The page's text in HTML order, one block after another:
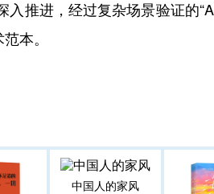
推进，经过复杂场景验证的
本。
中国人的家风